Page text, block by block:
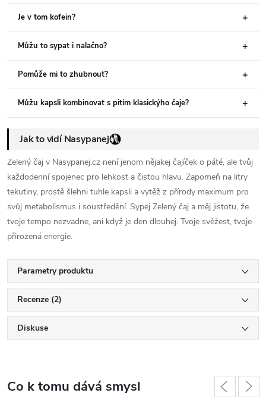
Je v tom kofein?
Můžu to sypat i nalačno?
Pomůže mi to zhubnout?
Můžu kapsli kombinovat s pitím klasickýho čaje?
Jak to vidí Nasypanej
Zelený čaj v Nasypanej.cz není jenom nějakej čajíček o páté, ale tvůj
každodenní spojenec pro lehkost a čistou hlavu. Zapomeň na litry
tekutiny, prostě šlehni tuhle kapsli a vytěž z přírody maximum pro
svůj metabolismus i soustředění. Sypej Zelený čaj a měj jistotu, že
tvoje tempo nezvadne, ani když je den dlouhej. Tvoje svěžest, tvoje
přirozená energie.
Parametry produktu
Recenze (2)
Diskuse
Co k tomu dává smysl